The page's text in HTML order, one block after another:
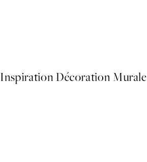
Inspiration Décoration Murale